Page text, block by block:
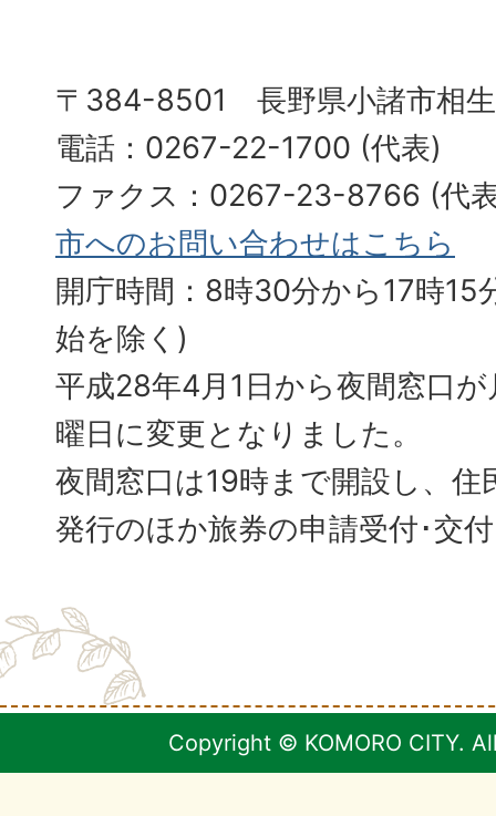
〒384-8501 長野県小諸市相
電話：0267-22-1700 (代表)
ファクス：0267-23-8766 (
市へのお問い合わせはこちら
開庁時間：8時30分から17時15
始を除く)
平成28年4月1日から夜間窓口
曜日に変更となりました。
夜間窓口は19時まで開設し、住
発行のほか旅券の申請受付･交
Copyright © KOMORO CITY.